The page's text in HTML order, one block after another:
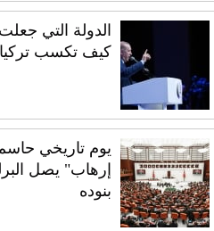
الدولة التي
كيف تكسب
يوم تاريخي
إرهاب" يصل
بنوده